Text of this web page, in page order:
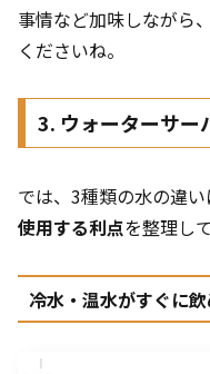
事情など加味しながら
くださいね。
3. ウォーターサー
では、3種類の水の違い
使用する利点を整理し
冷水・温水がすぐに飲